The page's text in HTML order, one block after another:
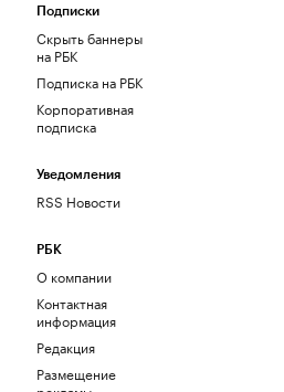
Подписки
Скрыть баннеры
на РБК
Подписка на РБК
Корпоративная
подписка
Уведомления
RSS Новости
РБК
О компании
Контактная
информация
Редакция
Размещение